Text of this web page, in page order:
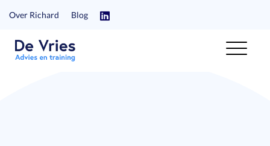
Over Richard Blog